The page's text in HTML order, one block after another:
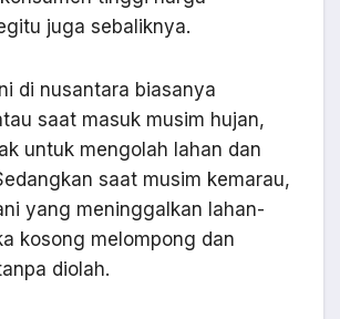
juga sebaliknya.
di nusantara biasanya
saat masuk musim hujan,
untuk mengolah lahan dan
saat musim kemarau,
yang meninggalkan lahan-
kosong melompong dan
diolah.